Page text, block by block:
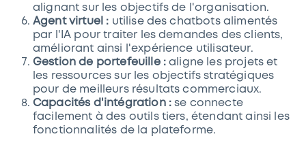
alignant sur les objectifs de l'organisation.
Agent virtuel : utilise des chatbots alimentés
par l'IA pour traiter les demandes des clients,
améliorant ainsi l'expérience utilisateur.
Gestion de portefeuille : aligne les projets et
les ressources sur les objectifs stratégiques
pour de meilleurs résultats commerciaux.
Capacités d'intégration : se connecte
facilement à des outils tiers, étendant ainsi les
fonctionnalités de la plateforme.